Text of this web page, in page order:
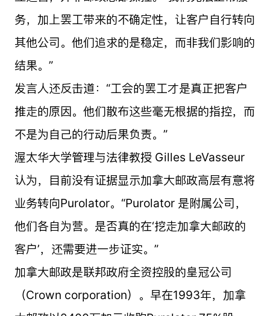
务，加上罢工带来的不确定性，让客户自行转向
其他公司。他们追求的是稳定，而非我们影响的
结果。”
发言人还反击道：“工会的罢工才是真正把客户
推走的原因。他们散布这些毫无根据的指控，而
不是为自己的行动后果负责。”
渥太华大学管理与法律教授 Gilles LeVasseur
认为，目前没有证据显示加拿大邮政高层有意将
业务转向Purolator。“Purolator 是附属公司，
他们各自为营。是否真的在‘挖走加拿大邮政的
客户’，还需要进一步证实。”
加拿大邮政是联邦政府全资控股的皇冠公司
（Crown corporation）。早在1993年，加拿